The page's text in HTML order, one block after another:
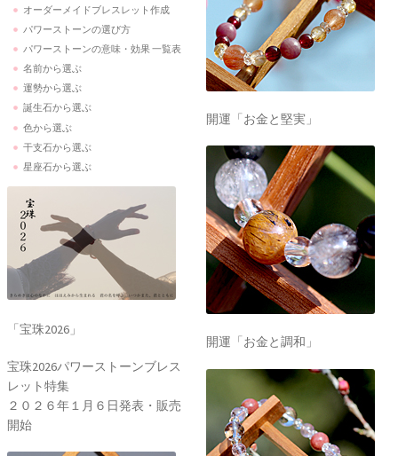
オーダーメイドブレスレット作成
パワーストーンの選び方
パワーストーンの意味・効果 一覧表
名前から選ぶ
運勢から選ぶ
誕生石から選ぶ
色から選ぶ
干支石から選ぶ
星座石から選ぶ
「宝珠2026」
宝珠2026パワーストーンブレス
レット特集
２０２６年１月６日発表・販売
開始
開運「お金と堅実」
開運「お金と調和」